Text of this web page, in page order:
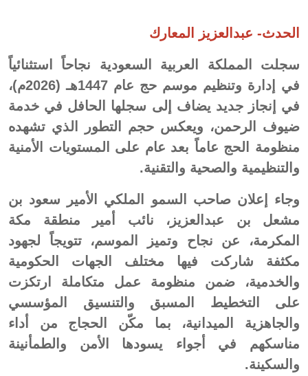
الحدث- عبدالعزيز المعارك
سجلت المملكة العربية السعودية نجاحاً استثنائياً
في إدارة وتنظيم موسم حج عام 1447هـ (2026م)،
في إنجاز جديد يضاف إلى سجلها الحافل في خدمة
ضيوف الرحمن، ويعكس حجم التطور الذي تشهده
منظومة الحج عاماً بعد عام على المستويات الأمنية
والتنظيمية والصحية والتقنية.
وجاء إعلان صاحب السمو الملكي الأمير سعود بن
مشعل بن عبدالعزيز، نائب أمير منطقة مكة
المكرمة، عن نجاح وتميز الموسم، تتويجاً لجهود
مكثفة شاركت فيها مختلف الجهات الحكومية
والخدمية، ضمن منظومة عمل متكاملة ارتكزت
على التخطيط المسبق والتنسيق المؤسسي
والجاهزية الميدانية، بما مكّن الحجاج من أداء
مناسكهم في أجواء يسودها الأمن والطمأنينة
والسكينة.